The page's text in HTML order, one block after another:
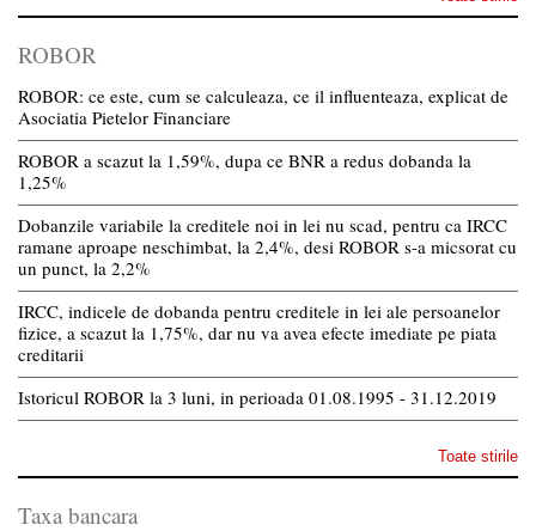
ROBOR
ROBOR: ce este, cum se calculeaza, ce il influenteaza, explicat de
Asociatia Pietelor Financiare
ROBOR a scazut la 1,59%, dupa ce BNR a redus dobanda la
1,25%
Dobanzile variabile la creditele noi in lei nu scad, pentru ca IRCC
ramane aproape neschimbat, la 2,4%, desi ROBOR s-a micsorat cu
un punct, la 2,2%
IRCC, indicele de dobanda pentru creditele in lei ale persoanelor
fizice, a scazut la 1,75%, dar nu va avea efecte imediate pe piata
creditarii
Istoricul ROBOR la 3 luni, in perioada 01.08.1995 - 31.12.2019
Toate stirile
Taxa bancara